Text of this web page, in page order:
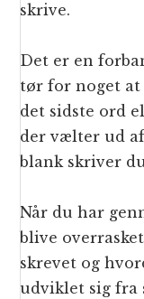
skrive.
Det er en
tør for noget at
det sidste ord
der vælter ud
blank skriver
Når du har
blive
skrevet og
udviklet sig